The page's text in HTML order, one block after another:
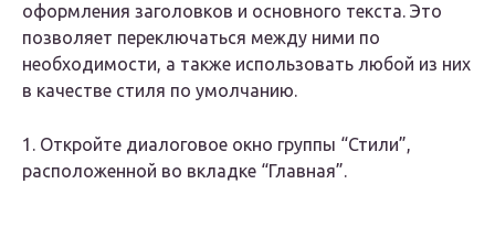
оформления заголовков и основного текста. Это
позволяет переключаться между ними по
необходимости, а также использовать любой из них
в качестве стиля по умолчанию.
1. Откройте диалоговое окно группы “Стили”,
расположенной во вкладке “Главная”.